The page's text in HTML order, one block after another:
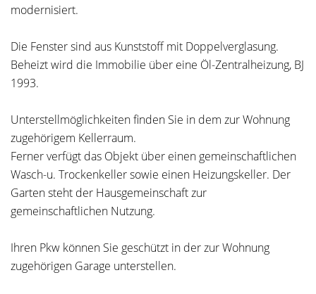
modernisiert.
Die Fenster sind aus Kunststoff mit Doppelverglasung.
Beheizt wird die Immobilie über eine Öl-Zentralheizung, BJ
1993.
Unterstellmöglichkeiten finden Sie in dem zur Wohnung
zugehörigem Kellerraum.
Ferner verfügt das Objekt über einen gemeinschaftlichen
Wasch-u. Trockenkeller sowie einen Heizungskeller. Der
Garten steht der Hausgemeinschaft zur
gemeinschaftlichen Nutzung.
Ihren Pkw können Sie geschützt in der zur Wohnung
zugehörigen Garage unterstellen.